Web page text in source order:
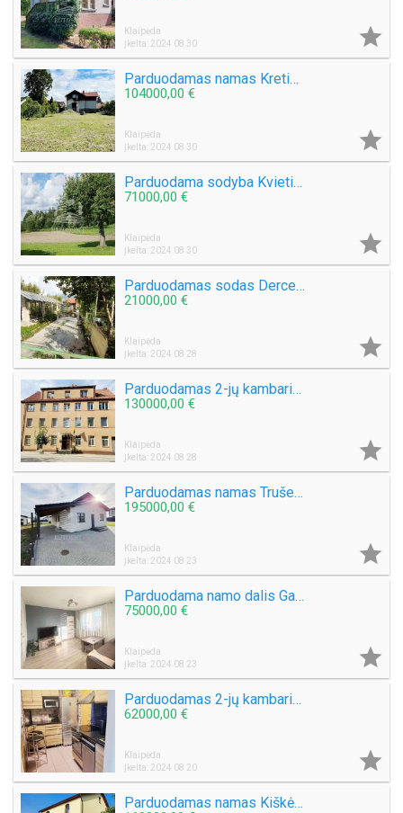
Klaipėda
Įkelta: 2024 08 30

Parduodamas namas Kretingos mieste
104000,00 €
Klaipėda
Įkelta: 2024 08 30

Parduodama sodyba Kvietinių k.
71000,00 €
Klaipėda
Įkelta: 2024 08 30

Parduodamas sodas Derceklių k., s/b Dituva
21000,00 €
Klaipėda
Įkelta: 2024 08 28

Parduodamas 2-jų kambarių butas J. Zauerveino g.
130000,00 €
Klaipėda
Įkelta: 2024 08 28

Parduodamas namas Trušelių k.
195000,00 €
Klaipėda
Įkelta: 2024 08 23

Parduodama namo dalis Gargžduose
75000,00 €
Klaipėda
Įkelta: 2024 08 23

Parduodamas 2-jų kambarių butas Tauralaukyje
62000,00 €
Klaipėda
Įkelta: 2024 08 20

Parduodamas namas Kiškėnų k.